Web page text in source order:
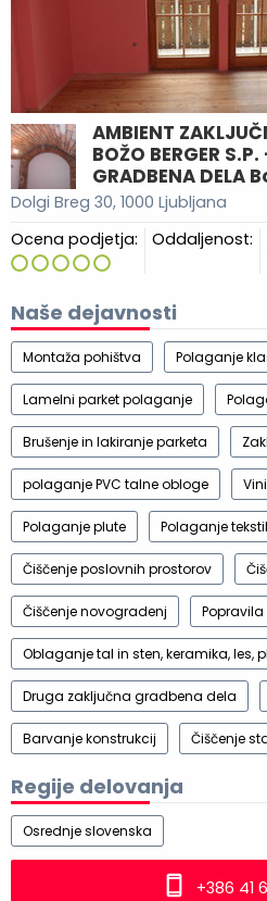
AMBIENT
BOŽO BERGER
GRADBENA DELA
Dolgi Breg 30, 1000 Ljubljana
Ocena podjetja:
Oddaljenost:
Naše dejavnosti
Montaža pohištva Polaganje
Lamelni parket polaganje
Brušenje in lakiranje parketa
polaganje PVC talne obloge
Polaganje plute Polaganje
Čiščenje poslovnih prostorov
Čiščenje novogradenj
Oblaganje tal in sten, keramika, les,
Druga zaključna gradbena dela
Barvanje konstrukcij Čiščenje
Regije delovanja
Osrednje slovenska
+386 41